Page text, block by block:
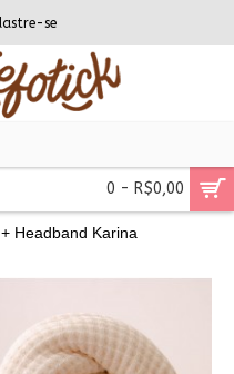
se
0 - R$0,00
Headband Karina